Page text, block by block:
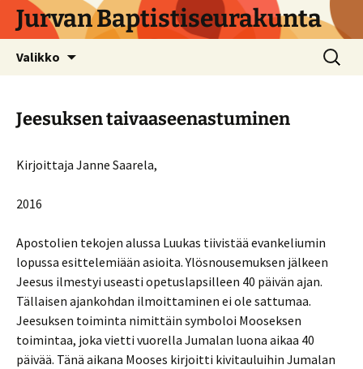
Siirry
sisältöön
Jurvan Baptistiseurakunta
Valikko Haku:
Jeesuksen taivaaseenastuminen
Kirjoittaja Janne Saarela,
2016
Apostolien tekojen alussa Luukas tiivistää evankeliumin
lopussa esittelemiään asioita. Ylösnousemuksen jälkeen
Jeesus ilmestyi useasti opetuslapsilleen 40 päivän ajan.
Tällaisen ajankohdan ilmoittaminen ei ole sattumaa.
Jeesuksen toiminta nimittäin symboloi Mooseksen
toimintaa, joka vietti vuorella Jumalan luona aikaa 40
päivää. Tänä aikana Mooses kirjoitti kivitauluihin Jumalan